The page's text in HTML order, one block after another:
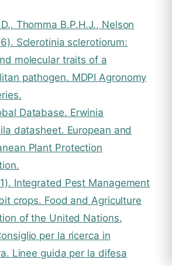
Thomma B.P.H.J., Nelson
Sclerotinia sclerotiorum:
molecular traits of a
pathogen. MDPI Agronomy
Database. Erwinia
datasheet. European and
Plant Protection
Integrated Pest Management
crops. Food and Agriculture
of the United Nations.
per la ricerca in
Linee guida per la difesa